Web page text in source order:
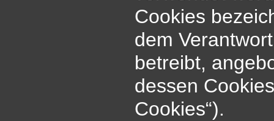
Cookies
dem
betreibt,
dessen
Cookies“).